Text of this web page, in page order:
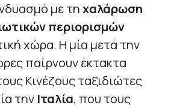
με τηχαλάρωση
περιορισμών
χώρα. Η μία μετά την
παίρνουν έκτακτα
Κινέζους ταξιδιώτες
την Ιταλία, που τους